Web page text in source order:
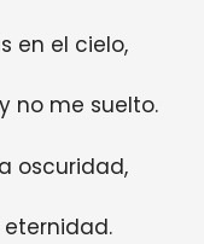
en el cielo,
no me suelto.
oscuridad,